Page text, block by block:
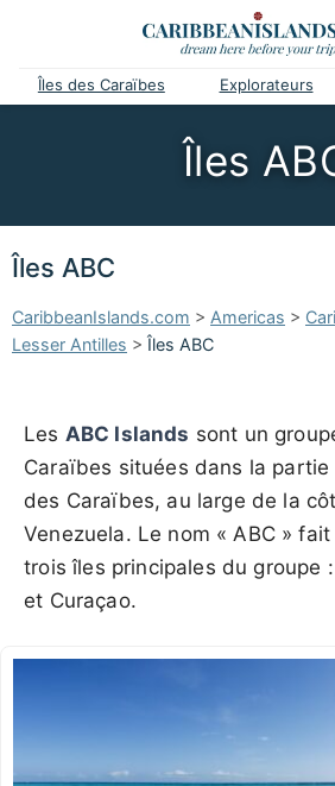
Îles des Caraïbes Explorateurs
Îles
Îles ABC
CaribbeanIslands.com > Americas >
Lesser Antilles > Îles ABC
Les ABC Islands sont un
Caraïbes situées dans la
des Caraïbes, au large de la
Venezuela. Le nom « ABC »
trois îles principales du groupe
et Curaçao.